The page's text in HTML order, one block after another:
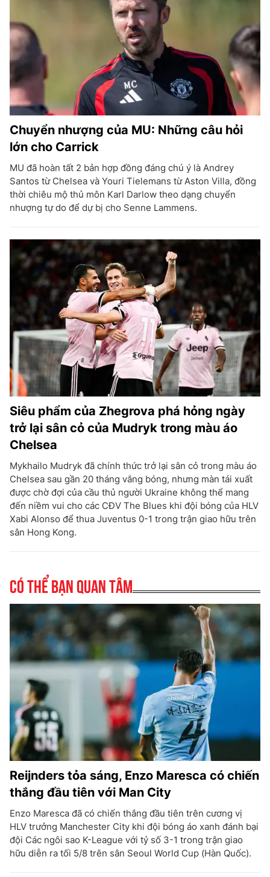
Chuyển nhượng của MU: Những câu hỏi
lớn cho Carrick
MU đã hoàn tất 2 bản hợp đồng đáng chú ý là Andrey
Santos từ Chelsea và Youri Tielemans từ Aston Villa, đồng
thời chiêu mộ thủ môn Karl Darlow theo dạng chuyển
nhượng tự do để dự bị cho Senne Lammens.
Siêu phẩm của Zhegrova phá hỏng ngày
trở lại sân cỏ của Mudryk trong màu áo
Chelsea
Mykhailo Mudryk đã chính thức trở lại sân cỏ trong màu áo
Chelsea sau gần 20 tháng vắng bóng, nhưng màn tái xuất
được chờ đợi của cầu thủ người Ukraine không thể mang
đến niềm vui cho các CĐV The Blues khi đội bóng của HLV
Xabi Alonso để thua Juventus 0-1 trong trận giao hữu trên
sân Hong Kong.
Có thể bạn quan tâm
Reijnders tỏa sáng, Enzo Maresca có chiến
thắng đầu tiên với Man City
Enzo Maresca đã có chiến thắng đầu tiên trên cương vị
HLV trưởng Manchester City khi đội bóng áo xanh đánh bại
đội Các ngôi sao K-League với tỷ số 3-1 trong trận giao
hữu diễn ra tối 5/8 trên sân Seoul World Cup (Hàn Quốc).